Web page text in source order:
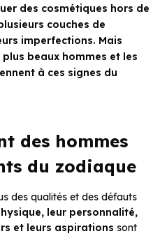
des cosmétiques hors de
couches de
imperfections. Mais
beaux hommes et les
à ces signes du
des hommes
du zodiaque
des qualités et des défauts
leur personnalité,
et leurs aspirations sont